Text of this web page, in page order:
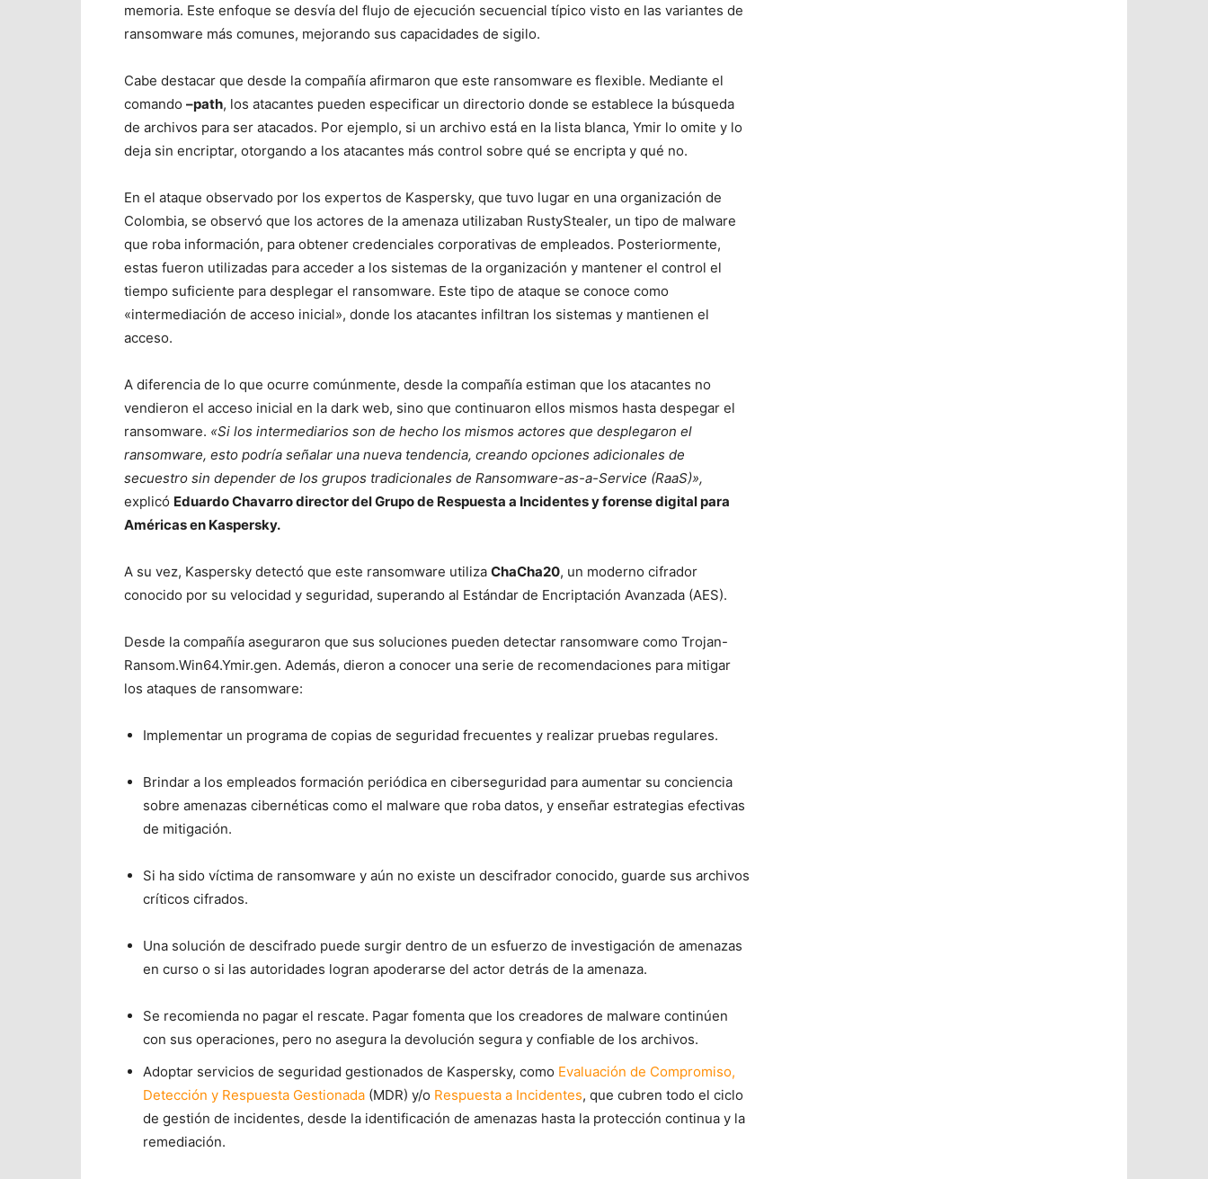
memoria. Este enfoque se desvía del flujo de ejecución secuencial típico visto en las variantes de
ransomware más comunes, mejorando sus capacidades de sigilo.
Cabe destacar que desde la compañía afirmaron que este ransomware es flexible. Mediante el
comando –path, los atacantes pueden especificar un directorio donde se establece la búsqueda
de archivos para ser atacados. Por ejemplo, si un archivo está en la lista blanca, Ymir lo omite y lo
deja sin encriptar, otorgando a los atacantes más control sobre qué se encripta y qué no.
En el ataque observado por los expertos de Kaspersky, que tuvo lugar en una organización de
Colombia, se observó que los actores de la amenaza utilizaban RustyStealer, un tipo de malware
que roba información, para obtener credenciales corporativas de empleados. Posteriormente,
estas fueron utilizadas para acceder a los sistemas de la organización y mantener el control el
tiempo suficiente para desplegar el ransomware. Este tipo de ataque se conoce como
«intermediación de acceso inicial», donde los atacantes infiltran los sistemas y mantienen el
acceso.
A diferencia de lo que ocurre comúnmente, desde la compañía estiman que los atacantes no
vendieron el acceso inicial en la dark web, sino que continuaron ellos mismos hasta despegar el
ransomware. «Si los intermediarios son de hecho los mismos actores que desplegaron el
ransomware, esto podría señalar una nueva tendencia, creando opciones adicionales de
secuestro sin depender de los grupos tradicionales de Ransomware-as-a-Service (RaaS)»,
explicó Eduardo Chavarro director del Grupo de Respuesta a Incidentes y forense digital para
Américas en Kaspersky.
A su vez, Kaspersky detectó que este ransomware utiliza ChaCha20, un moderno cifrador
conocido por su velocidad y seguridad, superando al Estándar de Encriptación Avanzada (AES).
Desde la compañía aseguraron que sus soluciones pueden detectar ransomware como Trojan-
Ransom.Win64.Ymir.gen. Además, dieron a conocer una serie de recomendaciones para mitigar
los ataques de ransomware:
Implementar un programa de copias de seguridad frecuentes y realizar pruebas regulares.
Brindar a los empleados formación periódica en ciberseguridad para aumentar su conciencia
sobre amenazas cibernéticas como el malware que roba datos, y enseñar estrategias efectivas
de mitigación.
Si ha sido víctima de ransomware y aún no existe un descifrador conocido, guarde sus archivos
críticos cifrados.
Una solución de descifrado puede surgir dentro de un esfuerzo de investigación de amenazas
en curso o si las autoridades logran apoderarse del actor detrás de la amenaza.
Se recomienda no pagar el rescate. Pagar fomenta que los creadores de malware continúen
con sus operaciones, pero no asegura la devolución segura y confiable de los archivos.
Adoptar servicios de seguridad gestionados de Kaspersky, como Evaluación de Compromiso,
Detección y Respuesta Gestionada (MDR) y/o Respuesta a Incidentes, que cubren todo el ciclo
de gestión de incidentes, desde la identificación de amenazas hasta la protección continua y la
remediación.